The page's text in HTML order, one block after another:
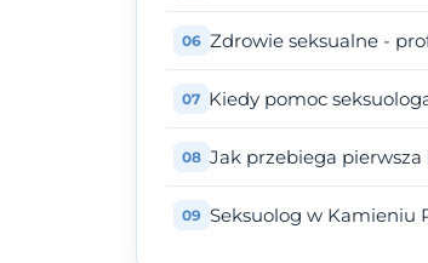
Zdrowie seksualne -
Kiedy pomoc
Jak przebiega
Seksuolog w Kamieniu